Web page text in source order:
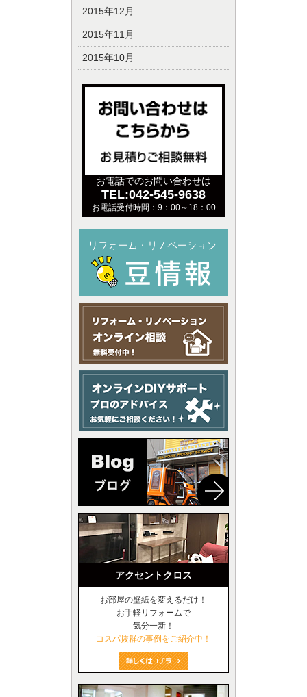
2015年12月
2015年11月
2015年10月
お電話でのお問い合わせは
TEL:042-545-9638
お電話受付時間：9：00～18：00
アクセントクロス
お部屋の壁紙を変えるだけ！
お手軽リフォームで
気分一新！
コスパ抜群の事例をご紹介中！